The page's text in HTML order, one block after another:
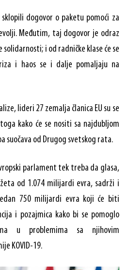
sklopili dogovor o paketu pomoći za
Međutim, taj dogovor je odraz
solidarnosti; i od radničke klase će se
i haos se i dalje pomaljaju na
lideri 27 zemalja članica EU su se
kako će se nositi sa najdubljom
suočava od Drugog svetskog rata.
parlament tek treba da glasa,
od 1.074 milijardi evra, sadrži i
750 milijardi evra koji će biti
i pozajmica kako bi se pomoglo
u problemima sa njihovim
KOVID-19.